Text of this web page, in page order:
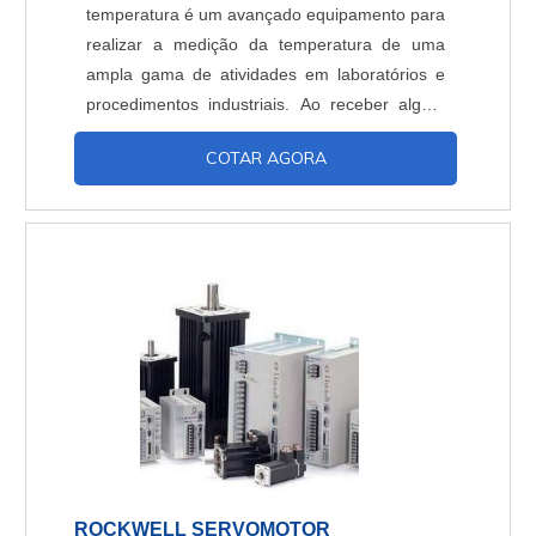
temperatura é um avançado equipamento para
realizar a medição da temperatura de uma
ampla gama de atividades em laboratórios e
procedimentos industriais. Ao receber algum
tipo de sinal vindo de termorresistências,
termopares ou de sensores-mV, o transmissor
processá-los em um sinal analógico (4~20 mA
proporcional a temperatura. A al....
COTAR AGORA
ROCKWELL SERVOMOTOR